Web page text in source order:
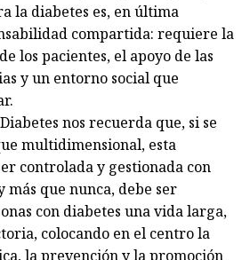
la diabetes es, en última
compartida: requiere la
los pacientes, el apoyo de las
y un entorno social que
nos recuerda que, si se
multidimensional, esta
controlada y gestionada con
más que nunca, debe ser
con diabetes una vida larga,
colocando en el centro la
la prevención y la promoción